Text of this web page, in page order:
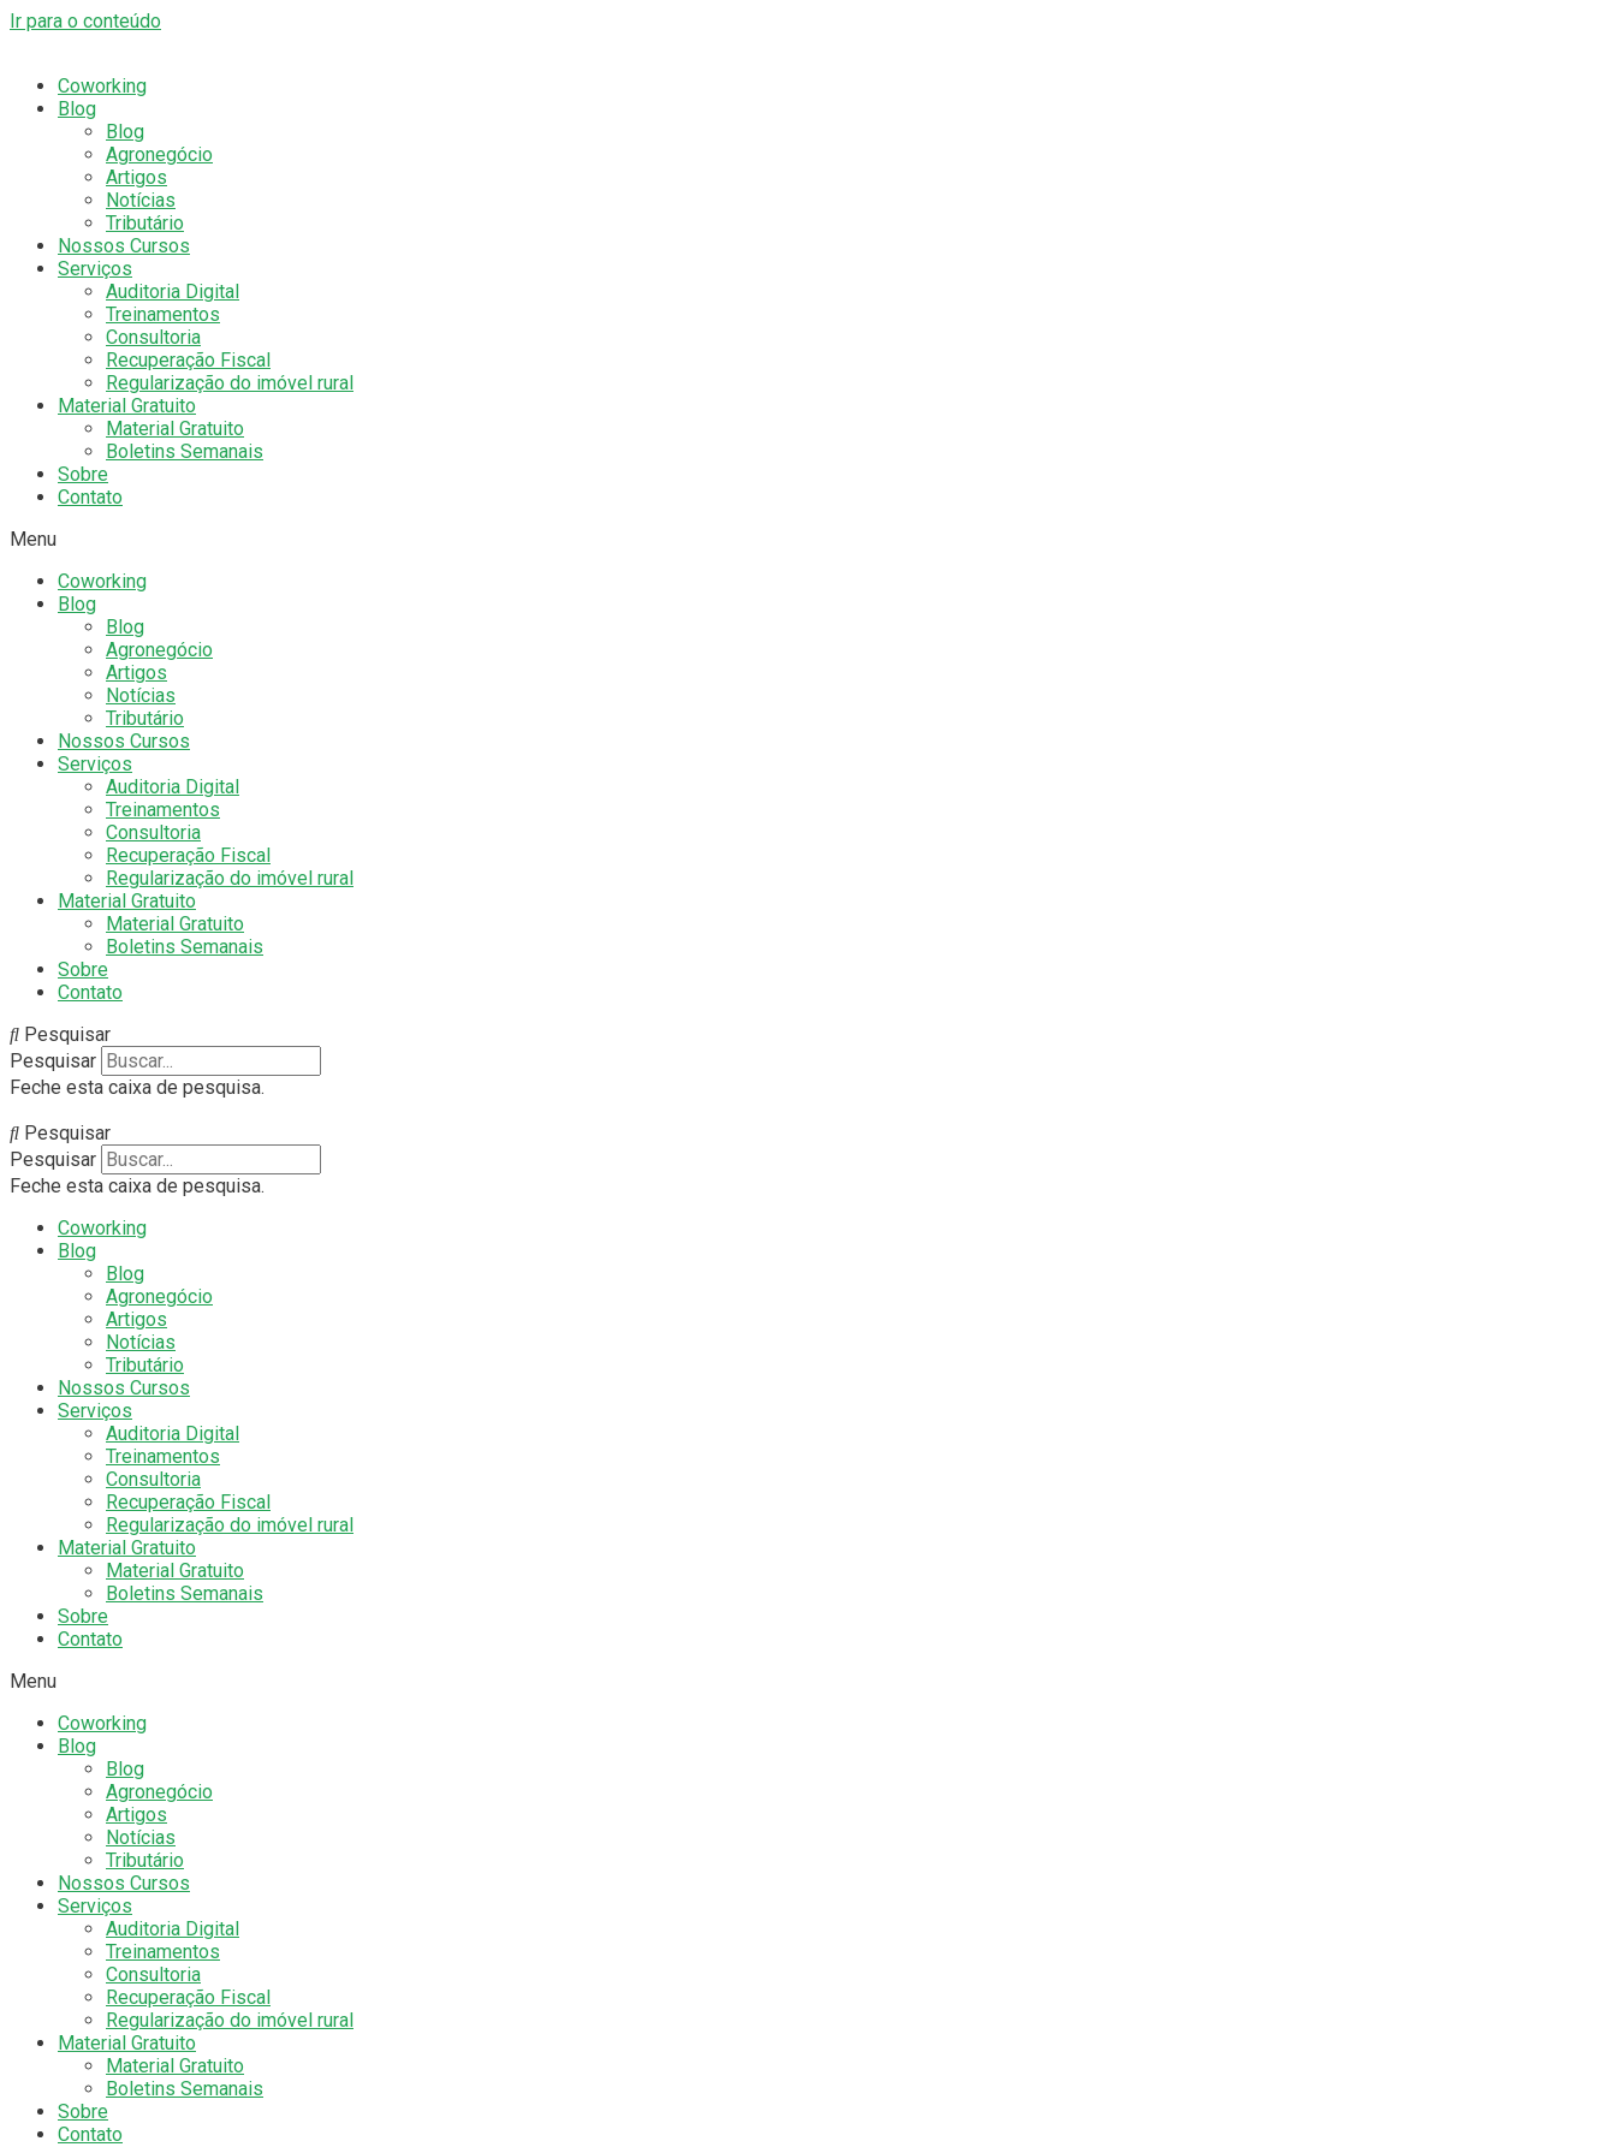
Ir para o conteúdo
Coworking
Blog
Blog
Agronegócio
Artigos
Notícias
Tributário
Nossos Cursos
Serviços
Auditoria Digital
Treinamentos
Consultoria
Recuperação Fiscal
Regularização do imóvel rural
Material Gratuito
Material Gratuito
Boletins Semanais
Sobre
Contato
Menu
Coworking
Blog
Blog
Agronegócio
Artigos
Notícias
Tributário
Nossos Cursos
Serviços
Auditoria Digital
Treinamentos
Consultoria
Recuperação Fiscal
Regularização do imóvel rural
Material Gratuito
Material Gratuito
Boletins Semanais
Sobre
Contato
Pesquisar
Pesquisar
Feche esta caixa de pesquisa.
Pesquisar
Pesquisar
Feche esta caixa de pesquisa.
Coworking
Blog
Blog
Agronegócio
Artigos
Notícias
Tributário
Nossos Cursos
Serviços
Auditoria Digital
Treinamentos
Consultoria
Recuperação Fiscal
Regularização do imóvel rural
Material Gratuito
Material Gratuito
Boletins Semanais
Sobre
Contato
Menu
Coworking
Blog
Blog
Agronegócio
Artigos
Notícias
Tributário
Nossos Cursos
Serviços
Auditoria Digital
Treinamentos
Consultoria
Recuperação Fiscal
Regularização do imóvel rural
Material Gratuito
Material Gratuito
Boletins Semanais
Sobre
Contato